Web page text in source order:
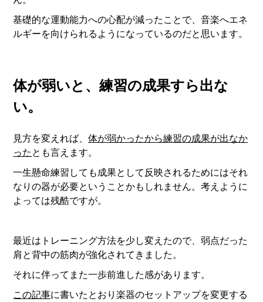
基礎的な運動能力への心配が減ったことで、音楽へエネ
ルギーを向けられるようになっているのだと思います。
体が弱いと、練習の成果すら出な
い。
見方を変えれば、体が弱かったから練習の成果が出なか
った とも言えます。
一生懸命練習しても成果として反映されるためにはそれ
なりの器が必要ということかもしれません。考えように
よっては残酷ですが。
最近はトレーニング方法を少し変えたので、弱点だった
肩と背中の筋肉が強化されてきました。
それに伴ってまた一歩前進した感があります。
この記事に書いたとおり楽器のセットアップを変更する